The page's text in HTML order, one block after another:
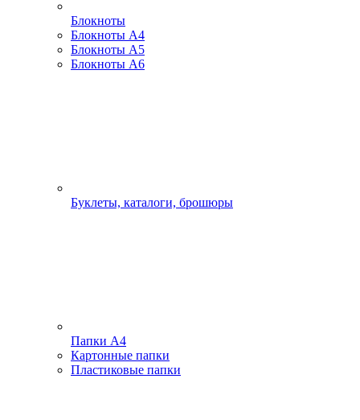
Блокноты
Блокноты А4
Блокноты А5
Блокноты А6
Буклеты, каталоги, брошюры
Папки А4
Картонные папки
Пластиковые папки